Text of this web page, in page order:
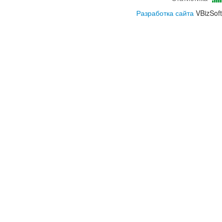
Разработка сайтаVBizSoft